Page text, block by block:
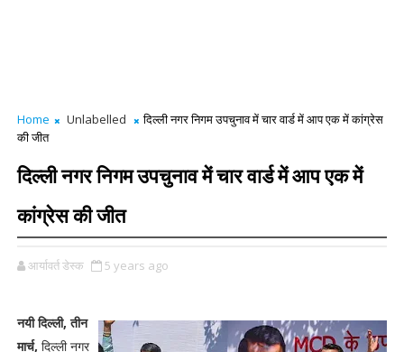
Home Unlabelled
दिल्ली नगर निगम उपचुनाव में चार वार्ड में आप एक में कांग्रेस
की जीत
दिल्ली नगर निगम उपचुनाव में चार वार्ड में आप एक में
कांग्रेस की जीत
आर्यावर्त डेस्क 5 years ago
नयी दिल्ली, तीन
मार्च, दिल्ली नगर